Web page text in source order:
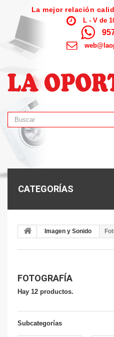
La mejor relación
L - V de
CATEGORÍAS
Imagen y Sonido
FOTOGRAFÍA
Hay 12 productos.
Subcategorías